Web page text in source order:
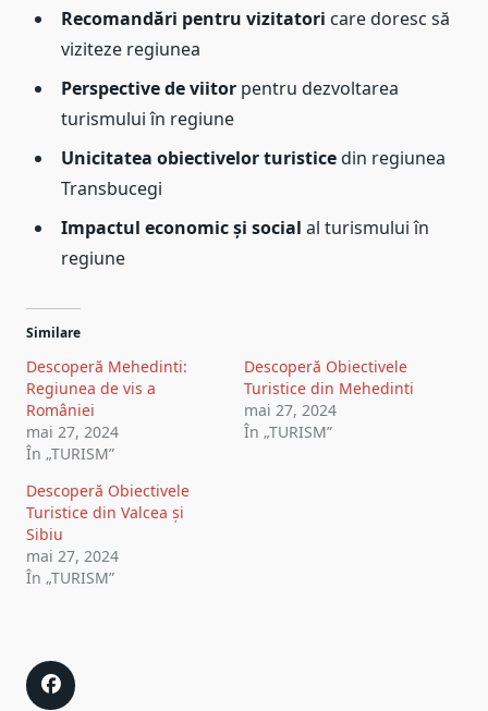
Recomandări pentru vizitatori care doresc să
viziteze regiunea
Perspective de viitor pentru dezvoltarea
turismului în regiune
Unicitatea obiectivelor turisticedin regiunea
Transbucegi
Impactul economic și social al turismului în
regiune
Similare
Descoperă Mehedinti:
Regiunea de vis a
României
mai 27, 2024
În „TURISM”
Descoperă Obiectivele
Turistice din Mehedinti
mai 27, 2024
În „TURISM”
Descoperă Obiectivele
Turistice din Valcea și
Sibiu
mai 27, 2024
În „TURISM”